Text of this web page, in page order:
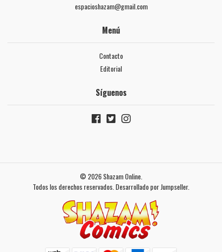
espacioshazam@gmail.com
Menú
Contacto
Editorial
Síguenos
© 2026 Shazam Online.
Todos los derechos reservados.Desarrollado por Jumpseller.